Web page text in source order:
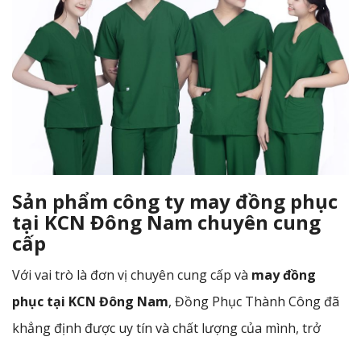
Sản phẩm công ty may đồng phục
tại KCN Đông Nam chuyên cung
cấp
Với vai trò là đơn vị chuyên cung cấp và may đồng
phục tại KCN Đông Nam, Đồng Phục Thành Công đã
khẳng định được uy tín và chất lượng của mình, trở